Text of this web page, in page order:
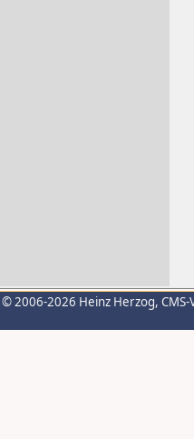
© 2006-2026 Heinz Herzog,